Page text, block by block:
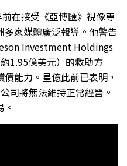
在接受《亞博匯》視像專
家媒體廣泛報導。他警告
Investment Holdings
1.95億美元）的救助方
能力。星億此前已表明，
司將無法維持正常經營。